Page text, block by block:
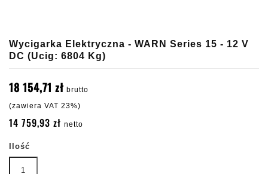
Wycigarka Elektryczna - WARN Series 15 - 12 V
DC (ucig: 6804 Kg)
18 154,71 zł brutto
(zawiera VAT 23%)
14 759,93 zł netto
Ilość